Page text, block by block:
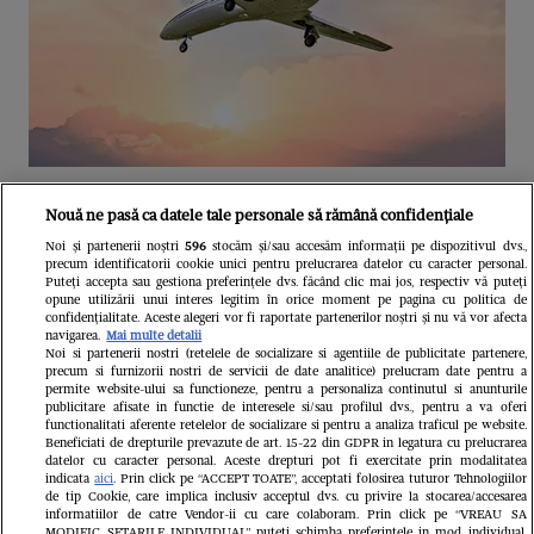
Unul dintre cele mai folosite
aeroporturi din Europa își închide
complet porțile timp de trei luni.
Milioane de pasageri, afectați
Nouă ne pasă ca datele tale personale să rămână confidențiale
Noi și partenerii noștri 596stocăm și/sau accesăm informații pe dispozitivul dvs.,
precum identificatorii cookie unici pentru prelucrarea datelor cu caracter personal.
Puteți accepta sau gestiona preferințele dvs. făcând clic mai jos, respectiv vă puteți
opune utilizării unui interes legitim în orice moment pe pagina cu politica de
confidențialitate. Aceste alegeri vor fi raportate partenerilor noștri și nu vă vor afecta
navigarea. Mai multe detalii
Noi si partenerii nostri (retelele de socializare si agentiile de publicitate partenere,
precum si furnizorii nostri de servicii de date analitice) prelucram date pentru a
permite website-ului sa functioneze, pentru a personaliza continutul si anunturile
publicitare afisate in functie de interesele si/sau profilul dvs., pentru a va oferi
functionalitati aferente retelelor de socializare si pentru a analiza traficul pe website.
Beneficiati de drepturile prevazute de art. 15-22 din GDPR in legatura cu prelucrarea
datelor cu caracter personal. Aceste drepturi pot fi exercitate prin modalitatea
indicataaici. Prin click pe “ACCEPT TOATE”, acceptati folosirea tuturor Tehnologiilor
de tip Cookie, care implica inclusiv acceptul dvs. cu privire la stocarea/accesarea
informatiilor de catre Vendor-ii cu care colaboram. Prin click pe “VREAU SA